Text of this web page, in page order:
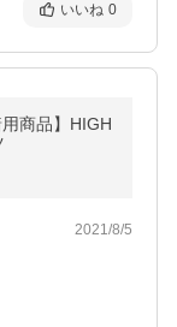
いいね 0
商品】HIGH
2021/8/5